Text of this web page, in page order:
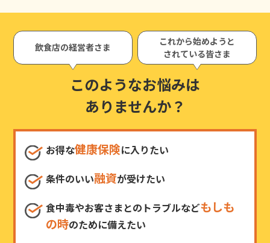
飲食店の経営者さま
これから始めようと
されている皆さま
このようなお悩みは
ありませんか？
お得な健康保険に入りたい
条件のいい融資が受けたい
食中毒やお客さまとのトラブルなどもしも
の時のために備えたい